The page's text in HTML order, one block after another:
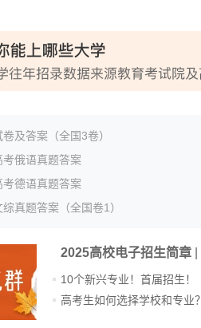
及答案（全国3卷）
俄语真题答案
德语真题答案
真题答案（全国卷1）
2025高校电子招生简章
10个新兴专业！首届招生！
高考生如何选择学校和专业？